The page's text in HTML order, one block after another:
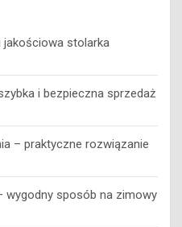
jakościowa stolarka
i bezpieczna sprzedaż
– praktyczne rozwiązanie
wygodny sposób na zimowy